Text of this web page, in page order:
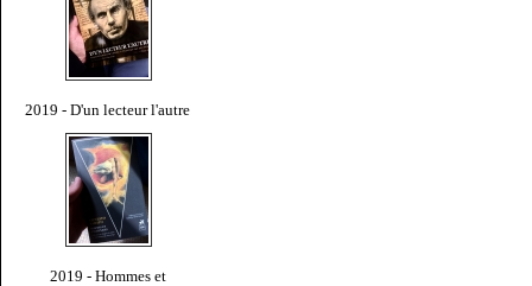
2019 - D'un lecteur l'autre
2019 - Hommes et